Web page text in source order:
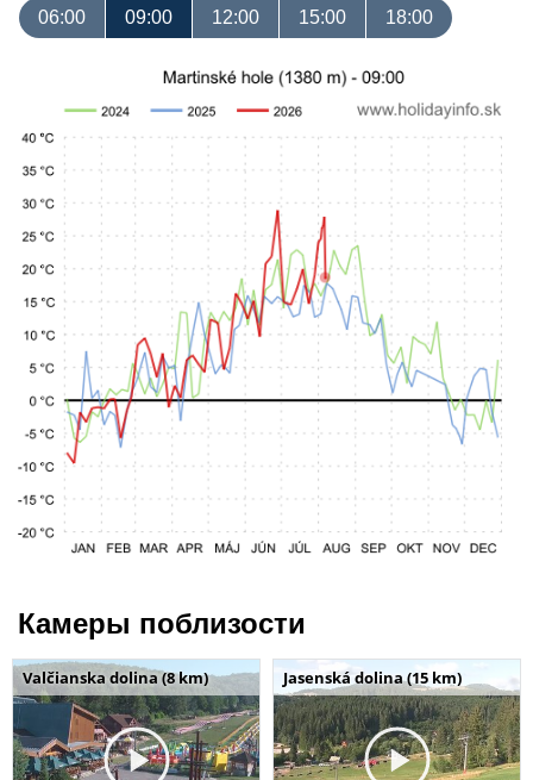
06:00 09:00 12:00 15:00 18:00
Камеры поблизости
Valčianska dolina (8 km) Jasenská dolina (15 km)